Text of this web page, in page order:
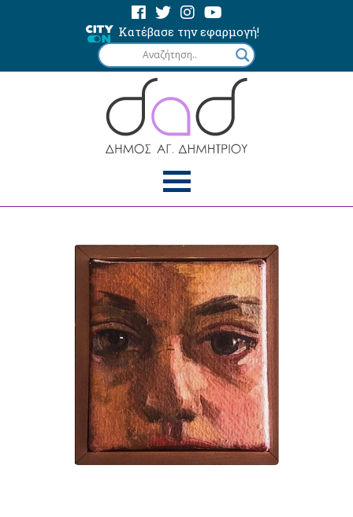
Κατέβασε την εφαρμογή!